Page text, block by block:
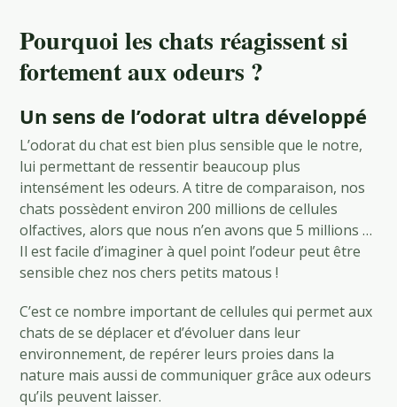
Pourquoi les chats réagissent si
fortement aux odeurs ?
Un sens de l’odorat ultra développé
L’odorat du chat est bien plus sensible que le notre,
lui permettant de ressentir beaucoup plus
intensément les odeurs. A titre de comparaison, nos
chats possèdent environ 200 millions de cellules
olfactives, alors que nous n’en avons que 5 millions …
Il est facile d’imaginer à quel point l’odeur peut être
sensible chez nos chers petits matous !
C’est ce nombre important de cellules qui permet aux
chats de se déplacer et d’évoluer dans leur
environnement, de repérer leurs proies dans la
nature mais aussi de communiquer grâce aux odeurs
qu’ils peuvent laisser.